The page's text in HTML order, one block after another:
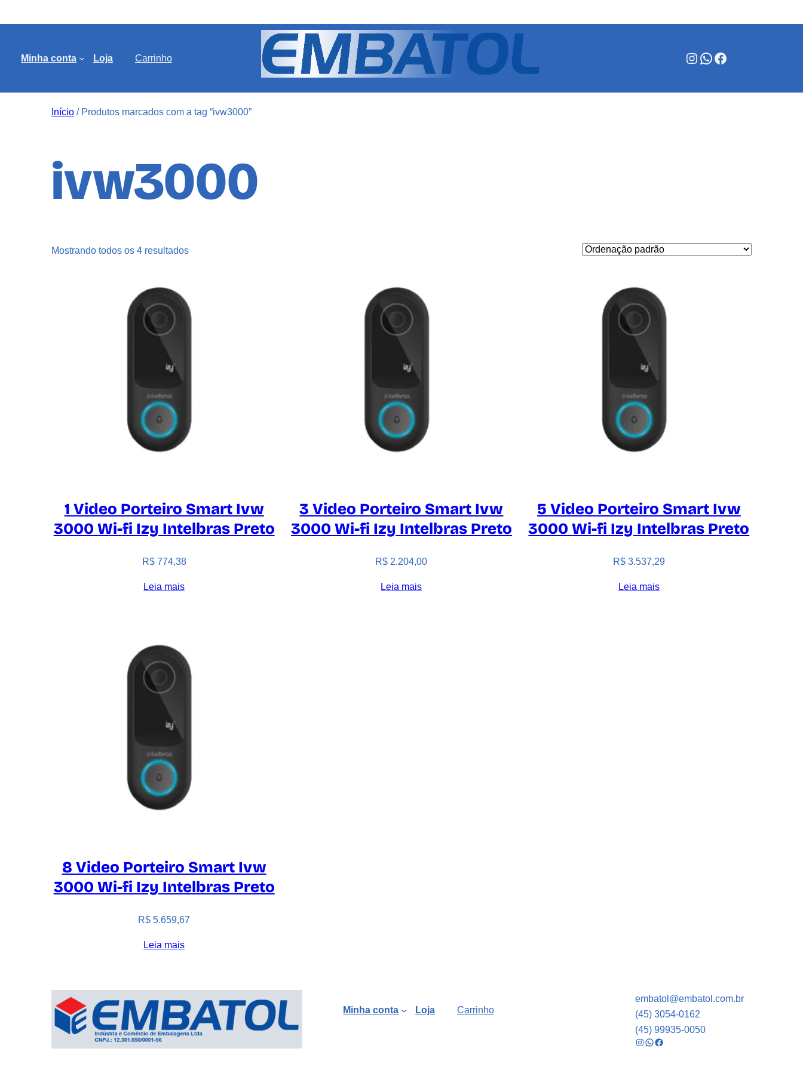
Minha conta Loja Carrinho Instagram WhatsApp Facebook
Início / Produtos marcados com a tag “ivw3000”
ivw3000
Mostrando todos os 4 resultados
1 Video Porteiro Smart Ivw
3000 Wi-fi Izy Intelbras Preto
R$774,38
Leia mais
3 Video Porteiro Smart Ivw
3000 Wi-fi Izy Intelbras Preto
R$ 2.204,00
Leia mais
5 Video Porteiro Smart Ivw
3000 Wi-fi Izy Intelbras Preto
R$3.537,29
Leia mais
8 Video Porteiro Smart Ivw
3000 Wi-fi Izy Intelbras Preto
R$ 5.659,67
Leia mais
Minha conta Loja Carrinho
embatol@embatol.com.br
(45) 3054-0162
(45) 99935-0050
Instagram WhatsApp Facebook